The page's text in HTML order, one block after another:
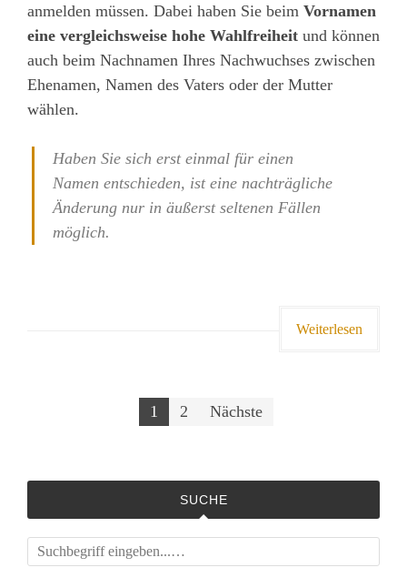
anmelden müssen. Dabei haben Sie beim Vornamen
eine vergleichsweise hohe Wahlfreiheit und können
auch beim Nachnamen Ihres Nachwuchses zwischen
Ehenamen, Namen des Vaters oder der Mutter
wählen.
Haben Sie sich erst einmal für einen
Namen entschieden, ist eine nachträgliche
Änderung nur in äußerst seltenen Fällen
möglich.
Weiterlesen
Beitragsnavigation
1 2 Nächste
SUCHE